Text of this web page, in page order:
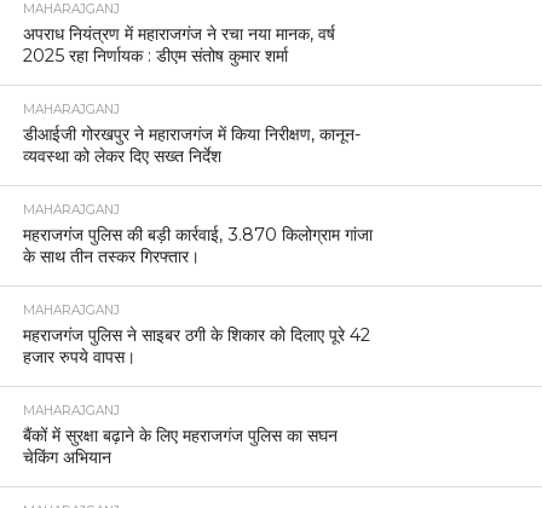
MAHARAJGANJ
अपराध नियंत्रण में महाराजगंज ने रचा नया मानक, वर्ष
2025 रहा निर्णायक : डीएम संतोष कुमार शर्मा
MAHARAJGANJ
डीआईजी गोरखपुर ने महाराजगंज में किया निरीक्षण, कानून-
व्यवस्था को लेकर दिए सख्त निर्देश
MAHARAJGANJ
महराजगंज पुलिस की बड़ी कार्रवाई, 3.870 किलोग्राम गांजा
के साथ तीन तस्कर गिरफ्तार।
MAHARAJGANJ
महराजगंज पुलिस ने साइबर ठगी के शिकार को दिलाए पूरे 42
हजार रुपये वापस।
MAHARAJGANJ
बैंकों में सुरक्षा बढ़ाने के लिए महराजगंज पुलिस का सघन
चेकिंग अभियान